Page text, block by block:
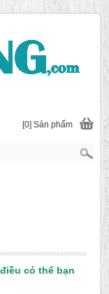
có thể bạn
[0] Sản phẩm